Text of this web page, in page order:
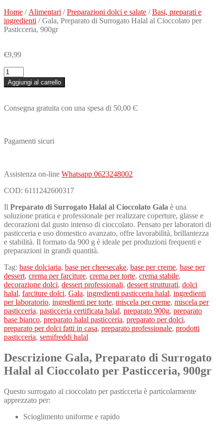
Home / Alimentari /Preparazioni dolci e salate /Basi, preparati e
ingredienti / Gala, Preparato di Surrogato Halal al Cioccolato per
Pasticceria, 900gr
€9,99
Gala,
Preparato
di
Halal
Pasticceria,
Aggiungi al carrello
Consegna gratuita con una spesa di 50,00 Є
Pagamenti sicuri
Assistenza on-line Whatsapp 0623248002
COD: 6111242600317
Il Preparato di Surrogato Halal al Cioccolato Gala è una
soluzione pratica e professionale per realizzare coperture, glasse e
decorazioni dal gusto intenso di cioccolato. Pensato per laboratori di
pasticceria e uso domestico avanzato, offre lavorabilità, brillantezza
e stabilità. Il formato da 900 g è ideale per produzioni frequenti e
preparazioni in grandi quantità.
Tag: base dolciaria, base per cheesecake, base per creme, base per
dessert, crema per farciture, crema per torte, crema stabile,
decorazione dolci, dessert professionali, dessert strutturati, dolci
halal, farciture dolci, Gala, ingredienti pasticceria halal, ingredienti
per laboratorio, ingredienti per torte, miscela per creme, miscela per
pasticceria, pasticceria certificata halal, preparato 900g, preparato
base bianco, preparato halal pasticceria, preparato per dolci,
preparato per dolci fatti in casa, preparato professionale, prodotti
pasticceria, semifreddi halal
Descrizione Gala, Preparato di Surrogato
Halal al Cioccolato per Pasticceria, 900gr
Questo surrogato al cioccolato per pasticceria è particolarmente
apprezzato per:
Scioglimento uniforme e rapido